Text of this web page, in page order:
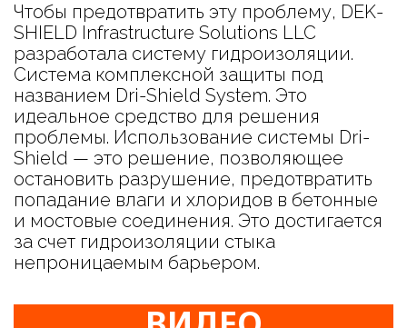
Чтобы предотвратить эту проблему, DEK-
SHIELD Infrastructure Solutions LLC
разработала систему гидроизоляции.
Система комплексной защиты под
названием Dri-Shield System. Это
идеальное средство для решения
проблемы. Использование системы Dri-
Shield — это решение, позволяющее
остановить разрушение, предотвратить
попадание влаги и хлоридов в бетонные
и мостовые соединения. Это достигается
за счет гидроизоляции стыка
непроницаемым барьером.